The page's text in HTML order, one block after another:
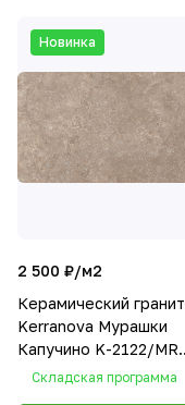
Новинка
2 500 ₽/м2
Керамический гранит
Kerranova Мурашки
Капучино K-2122/MR
60x1200x10 матовый
Складская программа